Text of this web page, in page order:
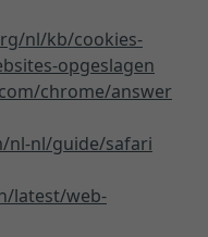
/nl/kb/cookies-
opgeslagen
/chrome/answer
/nl-nl/guide/safari
/latest/web-